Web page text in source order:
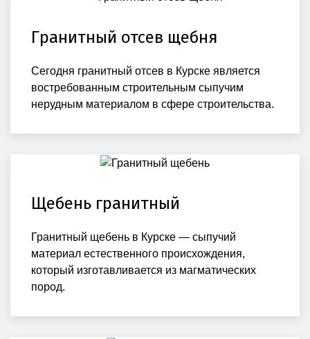
Гранитный отсев щебня
Сегодня гранитный отсев в Курске является
востребованным строительным сыпучим
нерудным материалом в сфере строительства.
Щебень гранитный
Гранитный щебень в Курске — сыпучий
материал естественного происхождения,
который изготавливается из магматических
пород.